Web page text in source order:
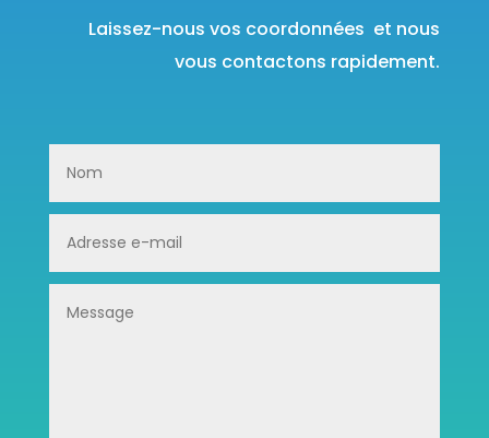
Laissez-nous vos coordonnées et nous
vous contactons rapidement.